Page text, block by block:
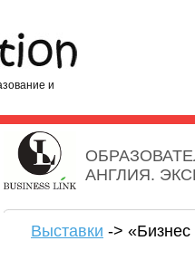
и
АНГЛИЯ.
Выставки -> «Бизнес